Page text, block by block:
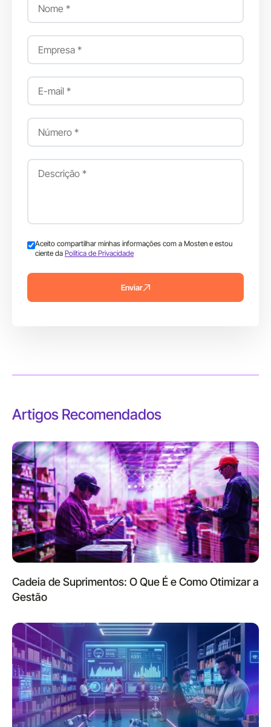
Aceito compartilhar minhas informações com a Mosten e estou
ciente da Política de Privacidade
Enviar
Artigos Recomendados
Cadeia de Suprimentos: O Que É e Como Otimizar a
Gestão